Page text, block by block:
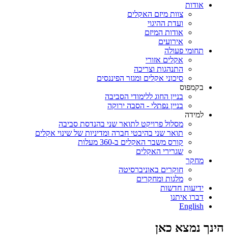
אודות
צוות מיזם האקלים
ועדת ההיגוי
אודות המיזם
אירועים
תחומי פעולה
אקלים אזורי
התנהגות וצריכה
סיכוני אקלים ומגזר הפיננסים
בקמפוס
בניין החוג ללימודי הסביבה
בניין נפתלי - הסבה ירוקה
למידה
מסלול פרויקט לתואר שני בהנדסת סביבה
תואר שני בהיבטי חברה ומדיניות של שינוי אקלים
קורס משבר האקלים ב-360 מעלות
שגרירי האקלים
מחקר
חוקרים באוניברסיטה
מלגות ומחקרים
ידיעות חדשות
דברו איתנו
English
הינך נמצא כאן